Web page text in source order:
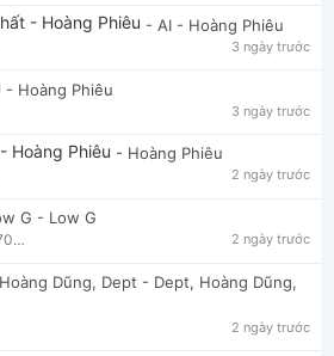
- Hoàng Phiêu - AI - Hoàng Phiêu
3 ngày trước
- Hoàng Phiêu
3 ngày trước
Hoàng Phiêu - Hoàng Phiêu
2 ngày trước
G - Low G
nguyendaoduyquang17021 2 ngày trước
Dũng, Dept - Dept, Hoàng Dũng,
2 ngày trước